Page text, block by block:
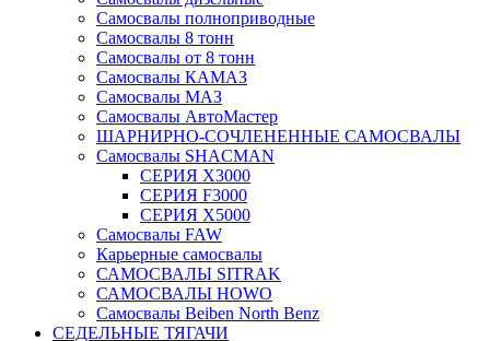
Самосвалы полноприводные
Самосвалы 8 тонн
Самосвалы от 8 тонн
Самосвалы КАМАЗ
Самосвалы МАЗ
Самосвалы АвтоМастер
ШАРНИРНО-СОЧЛЕНЕННЫЕ САМОСВАЛЫ
Самосвалы SHACMAN
СЕРИЯ X3000
СЕРИЯ F3000
СЕРИЯ Х5000
Самосвалы FAW
Карьерные самосвалы
САМОСВАЛЫ SITRAK
САМОСВАЛЫ HOWO
Самосвалы Beiben North Benz
СЕДЕЛЬНЫЕ ТЯГАЧИ